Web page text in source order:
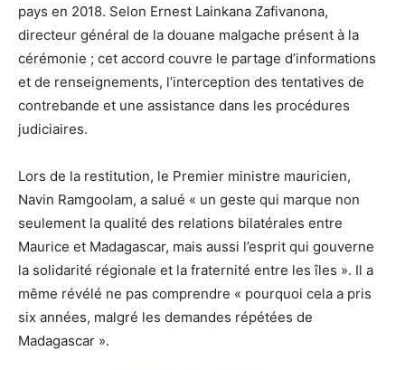
pays en 2018. Selon Ernest Lainkana Zafivanona,
directeur général de la douane malgache présent à la
cérémonie ; cet accord couvre le partage d’informations
et de renseignements, l’interception des tentatives de
contrebande et une assistance dans les procédures
judiciaires.
Lors de la restitution, le Premier ministre mauricien,
Navin Ramgoolam, a salué « un geste qui marque non
seulement la qualité des relations bilatérales entre
Maurice et Madagascar, mais aussi l’esprit qui gouverne
la solidarité régionale et la fraternité entre les îles ». Il a
même révélé ne pas comprendre « pourquoi cela a pris
six années, malgré les demandes répétées de
Madagascar ».